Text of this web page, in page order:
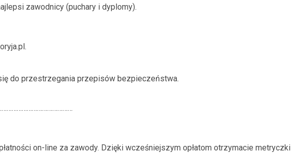
zawodnicy (puchary i dyplomy).
do przestrzegania przepisów bezpieczeństwa.
on-line za zawody. Dzięki wcześniejszym opłatom otrzymacie metryczki